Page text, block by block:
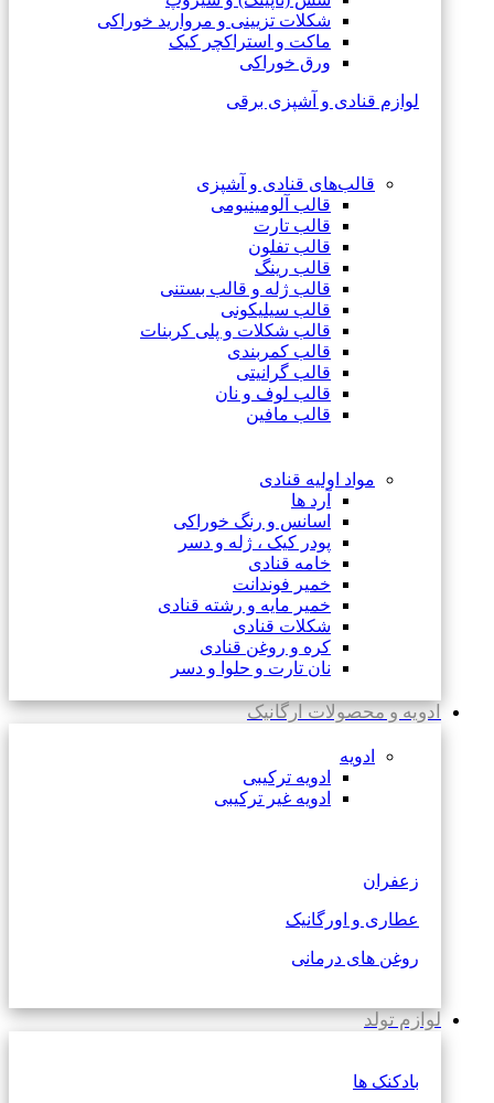
شکلات تزیینی و مروارید خوراکی
ماکت و استراکچر کیک
ورق خوراکی
لوازم قنادی و آشپزی برقی
قالب‌های قنادی و آشپزی
قالب آلومینیومی
قالب تارت
قالب تفلون
قالب رینگ
قالب ژله و قالب بستنی
قالب سیلیکونی
قالب شکلات و پلی کربنات
قالب کمربندی
قالب گرانیتی
قالب لوف و نان
قالب مافین
مواد اولیه قنادی
آرد ها
اسانس و رنگ خوراکی
پودر کیک ، ژله و دسر
خامه قنادی
خمیر فوندانت
خمیر مایه و رشته قنادی
شکلات قنادی
کره و روغن قنادی
نان تارت و حلوا و دسر
ادویه و محصولات ارگانیک
ادویه
ادویه ترکیبی
ادویه غیر ترکیبی
زعفران
عطاری و اورگانیک
روغن های درمانی
لوازم تولد
بادکنک ها